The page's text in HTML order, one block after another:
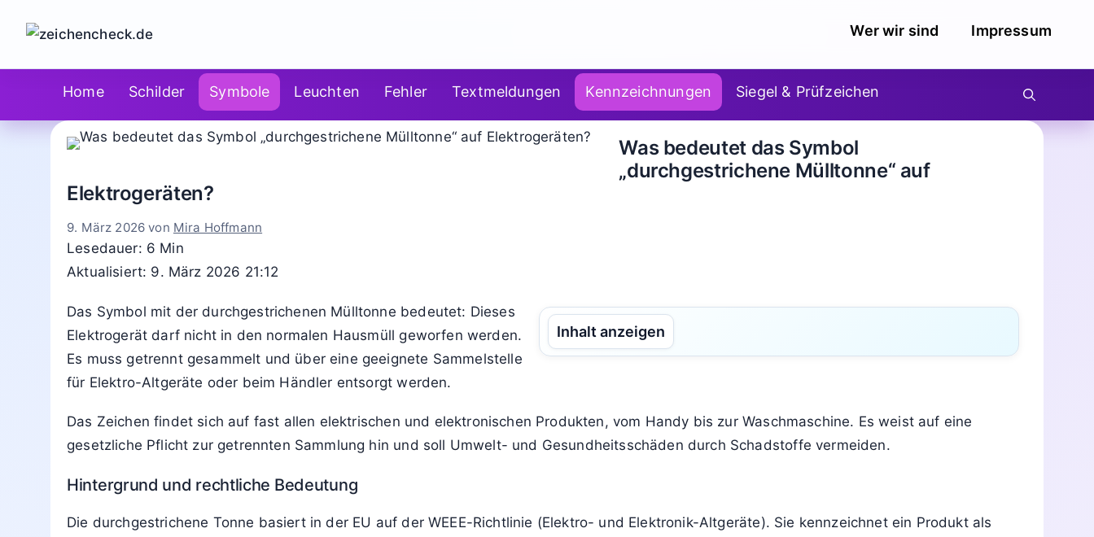
Inhalt
Wer wir sind Impressum
Home Schilder Symbole Leuchten Fehler Textmeldungen Kennzeichnungen
„durchgestrichene Mülltonne“ auf
Elektrogeräten?
Lesedauer: 6 Min
Aktualisiert: 9. März 2026 21:12